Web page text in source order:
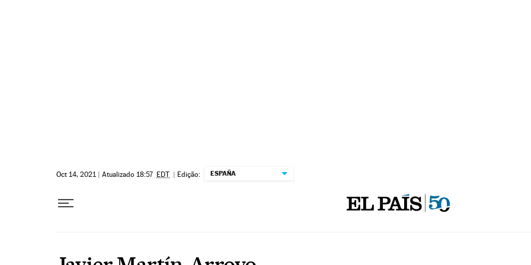
Oct 14, 2021 | Atualizado 18:57 EDT | Edição: ESPAÑA